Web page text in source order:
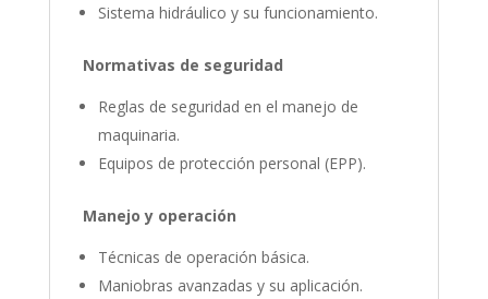
Sistema hidráulico y su funcionamiento.
Normativas de seguridad
Reglas de seguridad en el manejo de
maquinaria.
Equipos de protección personal (EPP).
Manejo y operación
Técnicas de operación básica.
Maniobras avanzadas y su aplicación.